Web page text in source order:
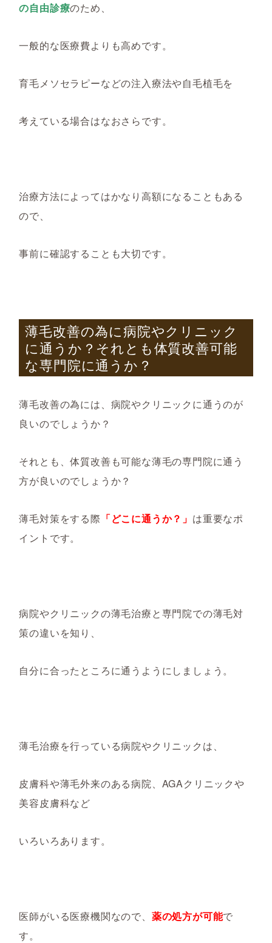
の自由診療のため、
一般的な医療費よりも高めです。
育毛メソセラピーなどの注入療法や自毛植毛を
考えている場合はなおさらです。
治療方法によってはかなり高額になることもある
ので、
事前に確認することも大切です。
薄毛改善の為に病院やクリニック
に通うか？それとも体質改善可能
な専門院に通うか？
薄毛改善の為には、病院やクリニックに通うのが
良いのでしょうか？
それとも、体質改善も可能な薄毛の専門院に通う
方が良いのでしょうか？
薄毛対策をする際 「どこに通うか？」 は重要なポ
イントです。
病院やクリニックの薄毛治療と専門院での薄毛対
策の違いを知り、
自分に合ったところに通うようにしましょう。
薄毛治療を行っている病院やクリニックは、
皮膚科や薄毛外来のある病院、AGAクリニックや
美容皮膚科など
いろいろあります。
医師がいる医療機関なので、 薬の処方が可能で
す。